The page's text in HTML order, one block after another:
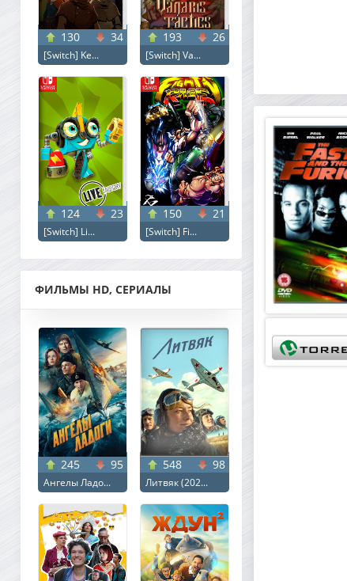
130 34
[Switch] Ke...
193 26
[Switch] Va...
124 23
[Switch] Li...
150 21
[Switch] Fi...
ФИЛЬМЫ HD, СЕРИАЛЫ
245 95
Ангелы Ладо...
548 98
Литвяк (202...